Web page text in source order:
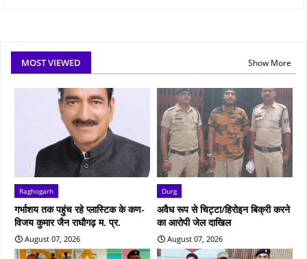
MOST VIEWED Show More
Raghogarh
गर्भाशय तक पहुंच रहे प्लास्टिक के कण-
विजय कुमार जैन राघौगढ़ म. प्र.
August 07, 2026
Durg
अवैध रूप से चिट्टा/हिरोइन बिक्री करने
का आरोपी जेल दाखिल
August 07, 2026